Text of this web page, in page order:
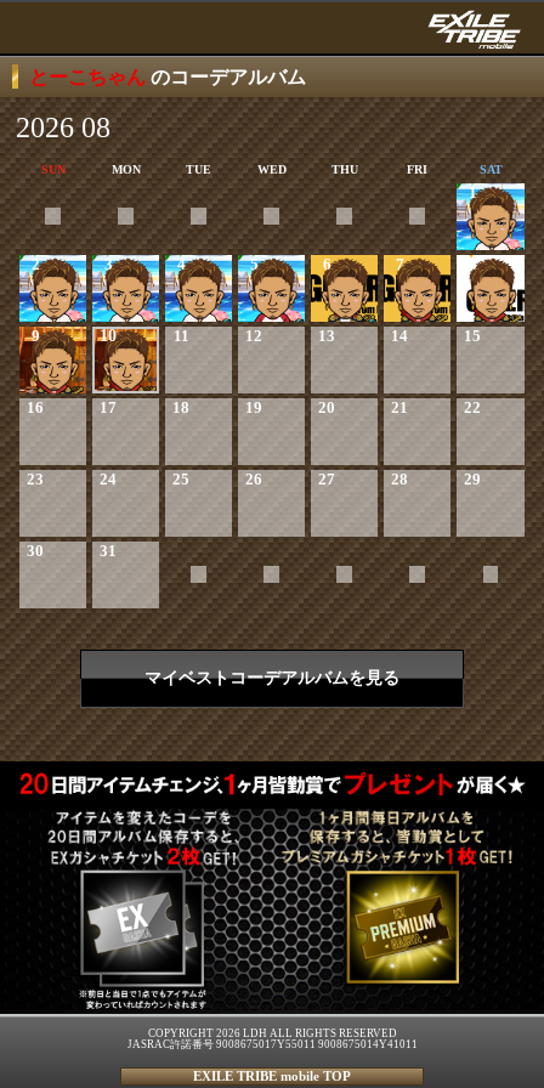
とーこちゃん のコーデアルバム
2026 08
SUN MON TUE WED THU FRI SAT
1
2 3 4 5 6 7 8
9 10 11 12 13 14 15
16 17 18 19 20 21 22
23 24 25 26 27 28 29
30 31
マイベストコーデアルバムを見る
COPYRIGHT 2026 LDH ALL RIGHTS RESERVED
JASRAC許諾番号 9008675017Y55011 9008675014Y41011
EXILE TRIBE mobile TOP